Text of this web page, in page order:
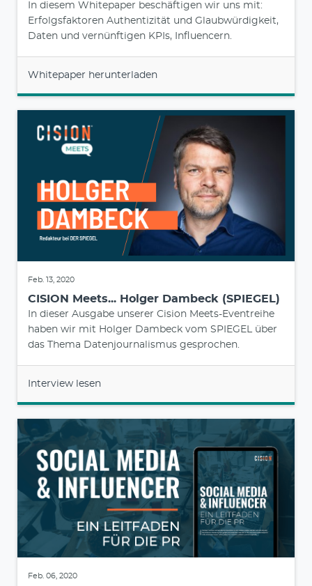
In diesem Whitepaper beschäftigen wir uns mit:
Erfolgsfaktoren Authentizität und Glaubwürdigkeit,
Daten und vernünftigen KPIs, Influencern.
Whitepaper herunterladen
Feb. 13, 2020
CISION Meets... Holger Dambeck (SPIEGEL)
In dieser Ausgabe unserer Cision Meets-Eventreihe
haben wir mit Holger Dambeck vom SPIEGEL über
das Thema Datenjournalismus gesprochen.
Interview lesen
Feb. 06, 2020